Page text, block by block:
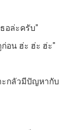
อล่ะครับ”
อน ฮ่ะ ฮ่ะ ฮ่ะ”
ะกลัวมีปัญหากับ